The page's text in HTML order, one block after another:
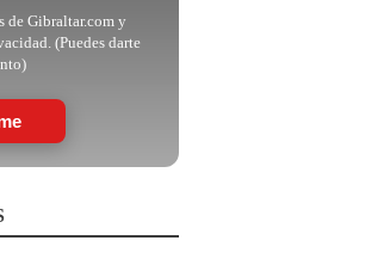
de Gibraltar.com y
(Puedes darte